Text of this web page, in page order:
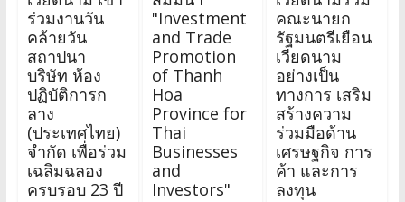
ร่วมงานวัน
คล้ายวัน
สถาปนา
บริษัท ห้อง
ปฏิบัติการก
ลาง
(ประเทศไทย)
จำกัด เพื่อร่วม
เฉลิมฉลอง
ครบรอบ 23 ปี
"Investment
and Trade
Promotion
of Thanh
Hoa
Province for
Thai
Businesses
and
Investors"
คณะนายก
รัฐมนตรีเยือน
เวียดนาม
อย่างเป็น
ทางการ เสริม
สร้างความ
ร่วมมือด้าน
เศรษฐกิจ การ
ค้า และการ
ลงทุน